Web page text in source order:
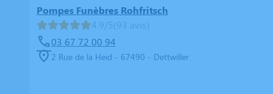
Pompes Funèbres Rohfritsch
4.9/5(93 avis)
03 67 72 00 94
2 Rue de la Heid - 67490 - Dettwiller